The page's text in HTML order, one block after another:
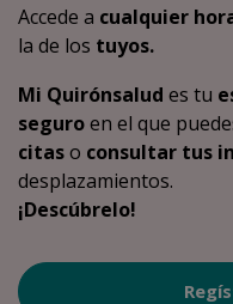
Accede a cualquier
la de los tuyos.
Mi Quirónsalud es tu
seguroen el que
citaso consultar tus
desplazamientos.
¡Descúbrelo!